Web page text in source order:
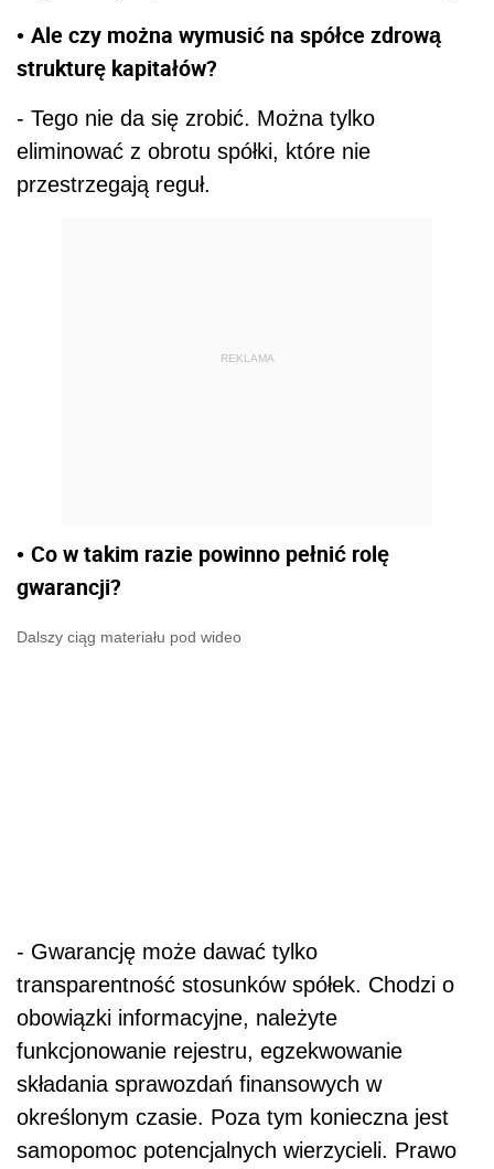
• Ale czy można wymusić na spółce zdrową
strukturę kapitałów?
- Tego nie da się zrobić. Można tylko
eliminować z obrotu spółki, które nie
przestrzegają reguł.
REKLAMA
• Co w takim razie powinno pełnić rolę
gwarancji?
Dalszy ciąg materiału pod wideo
- Gwarancję może dawać tylko
transparentność stosunków spółek. Chodzi o
obowiązki informacyjne, należyte
funkcjonowanie rejestru, egzekwowanie
składania sprawozdań finansowych w
określonym czasie. Poza tym konieczna jest
samopomoc potencjalnych wierzycieli. Prawo